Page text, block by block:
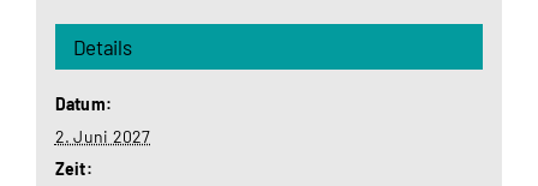
Details
Datum:
2. Juni 2027
Zeit: